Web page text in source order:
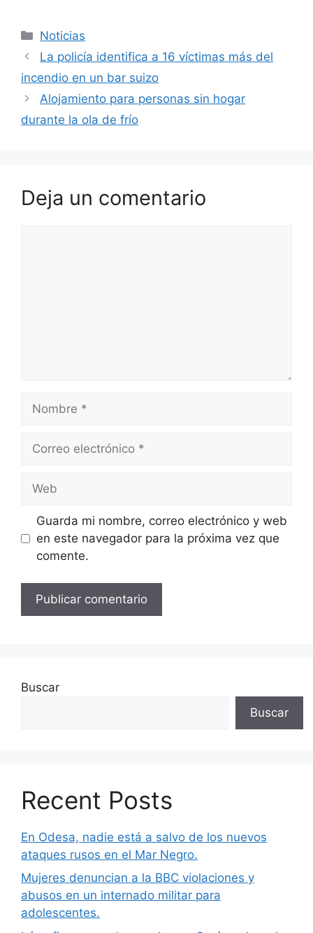
Categorías
Noticias
La policía identifica a 16 víctimas más del
incendio en un bar suizo
Alojamiento para personas sin hogar
durante la ola de frío
Deja un comentario
Nombre
Correo
Web
Guarda mi nombre, correo electrónico y web
en este navegador para la próxima vez que
comente.
Buscar
Buscar
Recent Posts
En Odesa, nadie está a salvo de los nuevos
ataques rusos en el Mar Negro.
Mujeres denuncian a la BBC violaciones y
abusos en un internado militar para
adolescentes.